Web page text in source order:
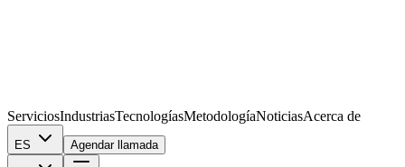
ServiciosIndustriasTecnologíasMetodologíaNoticiasAcerca de
ES Agendar llamada